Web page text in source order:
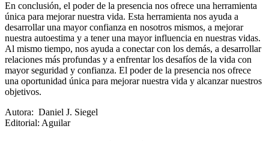
En conclusión, el poder de la presencia nos ofrece una herramienta
única para mejorar nuestra vida. Esta herramienta nos ayuda a
desarrollar una mayor confianza en nosotros mismos, a mejorar
nuestra autoestima y a tener una mayor influencia en nuestras vidas.
Al mismo tiempo, nos ayuda a conectar con los demás, a desarrollar
relaciones más profundas y a enfrentar los desafíos de la vida con
mayor seguridad y confianza. El poder de la presencia nos ofrece
una oportunidad única para mejorar nuestra vida y alcanzar nuestros
objetivos.
Autora: Daniel J. Siegel
Editorial: Aguilar